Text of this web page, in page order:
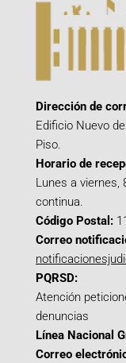
Dirección de
Edificio Nuevo
Piso.
Horario de
Lunes a viernes,
continua.
Código Postal:
Correo
PQRSD:
Atención
denuncias
Línea Nacional
Correo